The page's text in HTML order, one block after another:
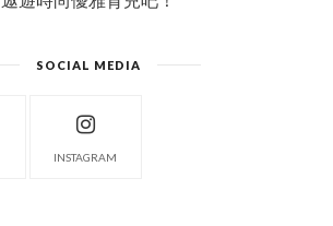
SOCIAL MEDIA
INSTAGRAM